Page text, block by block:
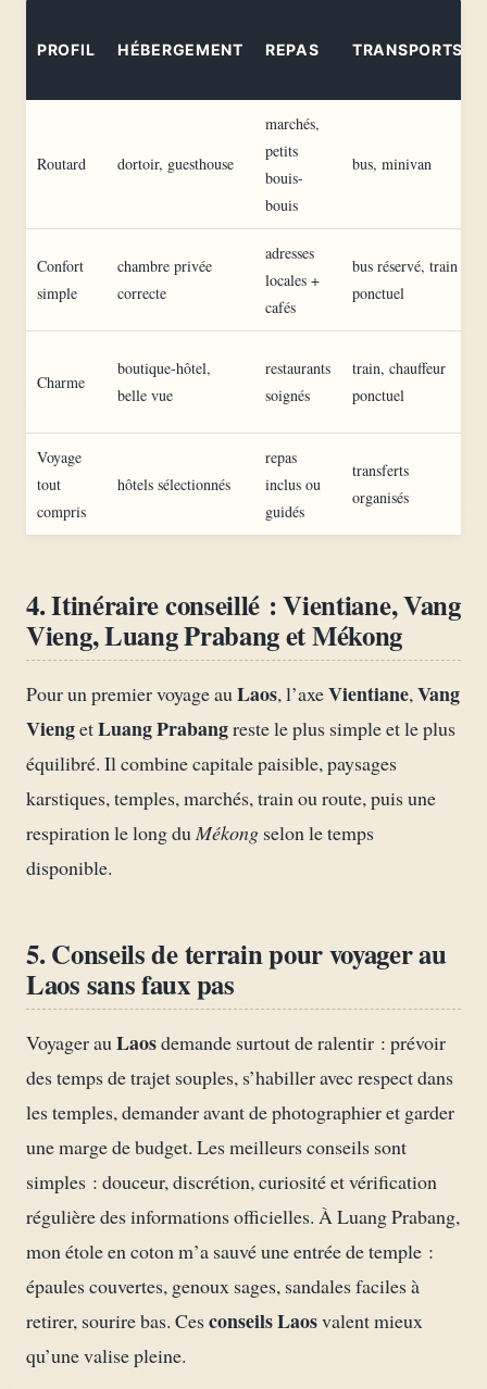
PROFIL HÉBERGEMENT REPAS TRANSPORTS
Routard dortoir, guesthouse
marchés,
petits
bouis-
bouis
bus, minivan
Confort
simple
chambre privée
correcte
adresses
locales +
cafés
bus réservé, train
ponctuel
Charme
boutique-hôtel,
belle vue
restaurants
soignés
train, chauffeur
ponctuel
Voyage
tout
compris
hôtels sélectionnés
repas
inclus ou
guidés
transferts
organisés
4. Itinéraire conseillé : Vientiane, Vang
Vieng, Luang Prabang et Mékong
Pour un premier voyage au Laos, l’axeVientiane, Vang
ViengetLuang Prabangreste le plus simple et le plus
équilibré. Il combine capitale paisible, paysages
karstiques, temples, marchés, train ou route, puis une
respiration le long du Mékong selon le temps
disponible.
5. Conseils de terrain pour voyager au
Laos sans faux pas
Voyager au Laosdemande surtout de ralentir : prévoir
des temps de trajet souples, s’habiller avec respect dans
les temples, demander avant de photographier et garder
une marge de budget. Les meilleurs conseils sont
simples : douceur, discrétion, curiosité et vérification
régulière des informations officielles. À Luang Prabang,
mon étole en coton m’a sauvé une entrée de temple :
épaules couvertes, genoux sages, sandales faciles à
retirer, sourire bas. Cesconseils Laosvalent mieux
qu’une valise pleine.